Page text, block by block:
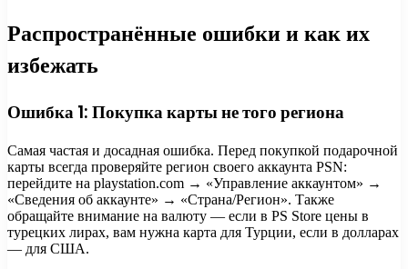
Распространённые ошибки и как их
избежать
Ошибка 1: Покупка карты не того региона
Самая частая и досадная ошибка. Перед покупкой подарочной
карты всегда проверяйте регион своего аккаунта PSN:
перейдите на playstation.com → «Управление аккаунтом» →
«Сведения об аккаунте» → «Страна/Регион». Также
обращайте внимание на валюту — если в PS Store цены в
турецких лирах, вам нужна карта для Турции, если в долларах
— для США.